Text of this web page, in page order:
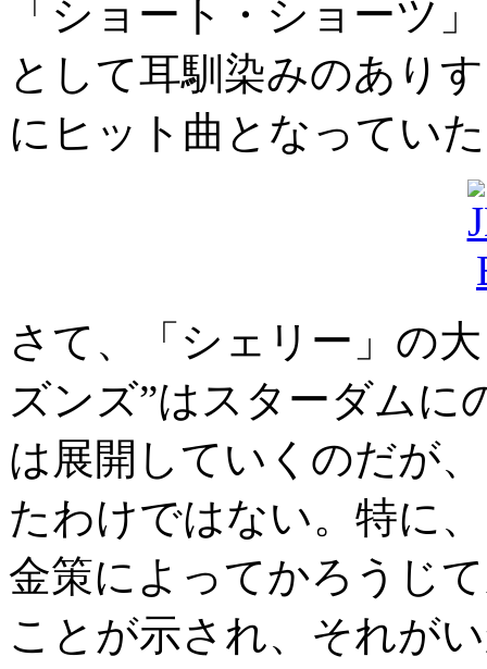
「ショート・ショーツ
として耳馴染みのあり
にヒット曲となってい
さて、「シェリー」の
ズンズ”はスターダムに
は展開していくのだが
たわけではない。特に
金策によってかろうじ
ことが示され、それが